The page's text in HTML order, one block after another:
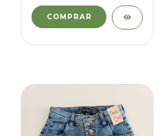
COMPRAR